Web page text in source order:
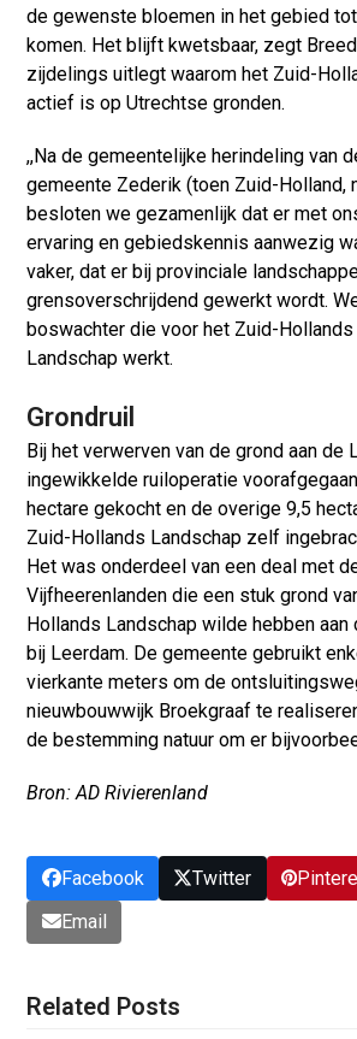
de gewenste bloemen in het gebied
komen. Het blijft kwetsbaar, zegt
zijdelings uitlegt waarom het Zuid-
actief is op Utrechtse gronden.
,,Na de gemeentelijke herindeling van
gemeente Zederik (toen Zuid-Holland,
besloten we gezamenlijk dat er met
ervaring en gebiedskennis aanwezig
vaker, dat er bij provinciale
grensoverschrijdend gewerkt wordt.
boswachter die voor het Zuid-
Landschap werkt.
Grondruil
Bij het verwerven van de grond aan de
ingewikkelde ruiloperatie
hectare gekocht en de overige 9,5
Zuid-Hollands Landschap zelf
Het was onderdeel van een deal met
Vijfheerenlanden die een stuk grond
Hollands Landschap wilde hebben
bij Leerdam. De gemeente gebruikt
vierkante meters om de
nieuwbouwwijk Broekgraaf te
de bestemming natuur om er
Bron: AD Rivierenland
Facebook Twitter
Email
Related Posts